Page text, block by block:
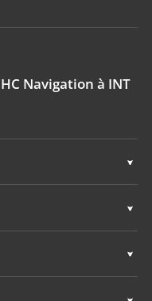
Navigation à INT